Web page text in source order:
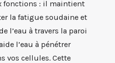
fonctions : il maintient
la fatigue soudaine et
l’eau à travers la paroi
l’eau à pénétrer
vos cellules. Cette